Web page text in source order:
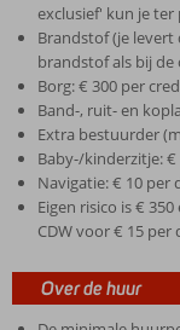
exclusief' kun je ter
Brandstof (je
brandstof als bij
Borg: € 300 per
Band-, ruit- en
Extra bestuurder
Baby-/kinderzitje: €
Navigatie: € 10 per
Eigen risico is €
CDW voor € 15 per
Over de huur